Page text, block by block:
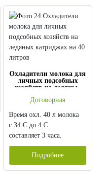
Охладители молока для
личных подсобных
хозяйств на ледяных
Договорная
Время охл. 40 л молока
с 34 С до 4 С
составляет 3 часа.
Подробнее